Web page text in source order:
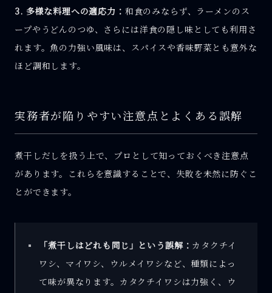
3. 多様な料理への適応力： 和食のみならず、ラーメンのス
ープやうどんのつゆ、さらには洋食の隠し味としても利用さ
れます。魚の力強い風味は、スパイスや香味野菜とも意外な
ほど調和します。
実務者が陥りやすい注意点とよくある誤解
煮干しだしを扱う上で、プロとして知っておくべき注意点
があります。これらを意識することで、失敗を未然に防ぐこ
とができます。
「煮干しはどれも同じ」という誤解： カタクチイ
ワシ、マイワシ、ウルメイワシなど、種類によっ
て味が異なります。カタクチイワシは力強く、ウ